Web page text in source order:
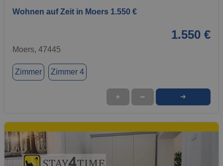
Wohnen auf Zeit in Moers 1.550 €
1.550 €
Moers, 47445
Zimmer Zimmer 4
★ ➦ ➜